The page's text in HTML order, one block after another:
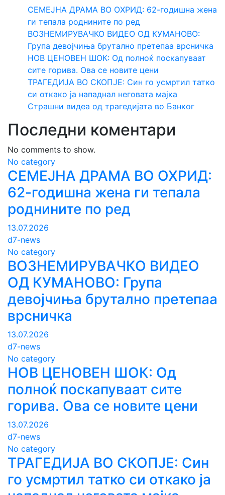
СЕМЕЈНА ДРАМА ВО ОХРИД: 62-годишна жена
ги тепала роднините по ред
ВОЗНЕМИРУВАЧКО ВИДЕО ОД КУМАНОВО:
Група девојчиња брутално претепаа врсничка
НОВ ЦЕНОВЕН ШОК: Од полноќ поскапуваат
сите горива. Ова се новите цени
ТРАГЕДИЈА ВО СКОПЈЕ: Син го усмртил татко
си откако ја нападнал неговата мајка
Страшни видеа од трагедијата во Банког
Последни коментари
No comments to show.
No category
СЕМЕЈНА ДРАМА ВО ОХРИД:
62-годишна жена ги тепала
роднините по ред
13.07.2026
d7-news
No category
ВОЗНЕМИРУВАЧКО ВИДЕО
ОД КУМАНОВО: Група
девојчиња брутално претепаа
врсничка
13.07.2026
d7-news
No category
НОВ ЦЕНОВЕН ШОК: Од
полноќ поскапуваат сите
горива. Ова се новите цени
13.07.2026
d7-news
No category
ТРАГЕДИЈА ВО СКОПЈЕ: Син
го усмртил татко си откако ја